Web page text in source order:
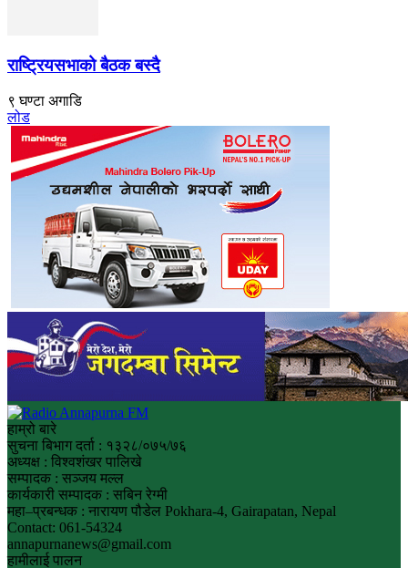
राष्ट्रियसभाको बैठक बस्दै
९ घण्टा अगाडि
लोड
हाम्रो बारे
सुचना बिभाग दर्ता : १३२८/०७५/७६
अध्यक्ष : विश्वशंखर पालिखे
सम्पादक : सञ्जय मल्ल
कार्यकारी सम्पादक : सबिन रेग्मी
महा–प्रबन्धक : नारायण पौडेल Pokhara-4, Gairapatan, Nepal
Contact: 061-54324
annapurnanews@gmail.com
हामीलाई पालन